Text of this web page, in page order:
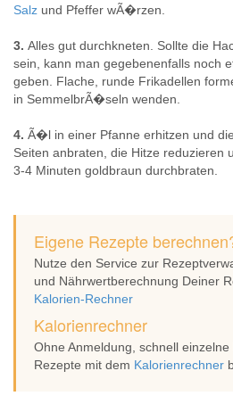
Salz und Pfeffer wÃ�rzen.
3. Alles gut durchkneten. Sollte die
sein, kann man gegebenenfalls noch
geben. Flache, runde Frikadellen
in SemmelbrÃ�seln wenden.
4. Ã�l in einer Pfanne erhitzen und
Seiten anbraten, die Hitze reduzieren
3-4 Minuten goldbraun durchbraten.
Eigene Rezepte
Nutze den Service zur
und Nährwertberechnung Deiner
Kalorien-Rechner
Kalorienrechner
Ohne Anmeldung, schnell
Rezepte mit dem Kalorienrechner